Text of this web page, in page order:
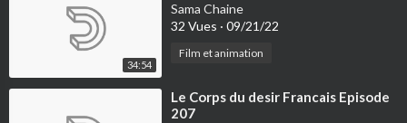
34:54
Sama Chaine
32 Vues · 09/21/22
Film et animation
⁣Le Corps du desir Francais Episode
207